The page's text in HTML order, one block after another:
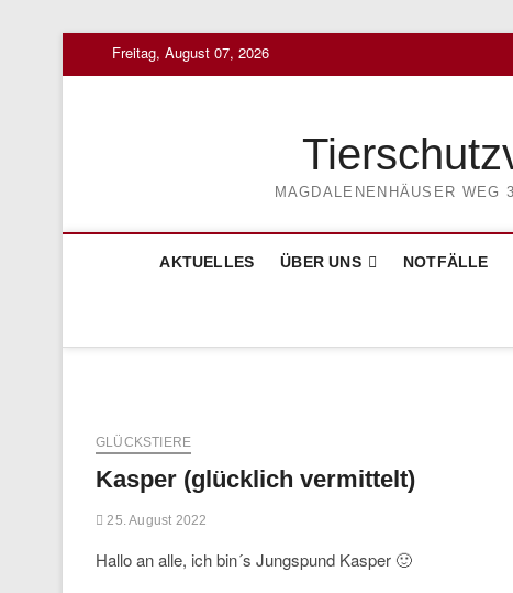
Freitag, August 07, 2026
MAGDALENENHÄUSER
AKTUELLES ÜBER UNS NOTFÄLLE
GLÜCKSTIERE
Kasper (glücklich vermittelt)
25. August 2022
Hallo an alle, ich bin´s Jungspund Kasper 🙂